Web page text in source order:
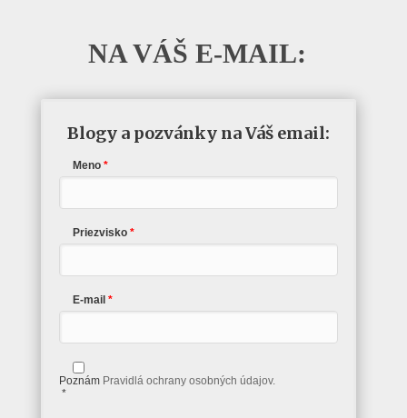
NA VÁŠ E-MAIL:
Blogy a pozvánky na Váš email:
Meno
Priezvisko
E-mail
Poznám Pravidlá ochrany osobných údajov.
*